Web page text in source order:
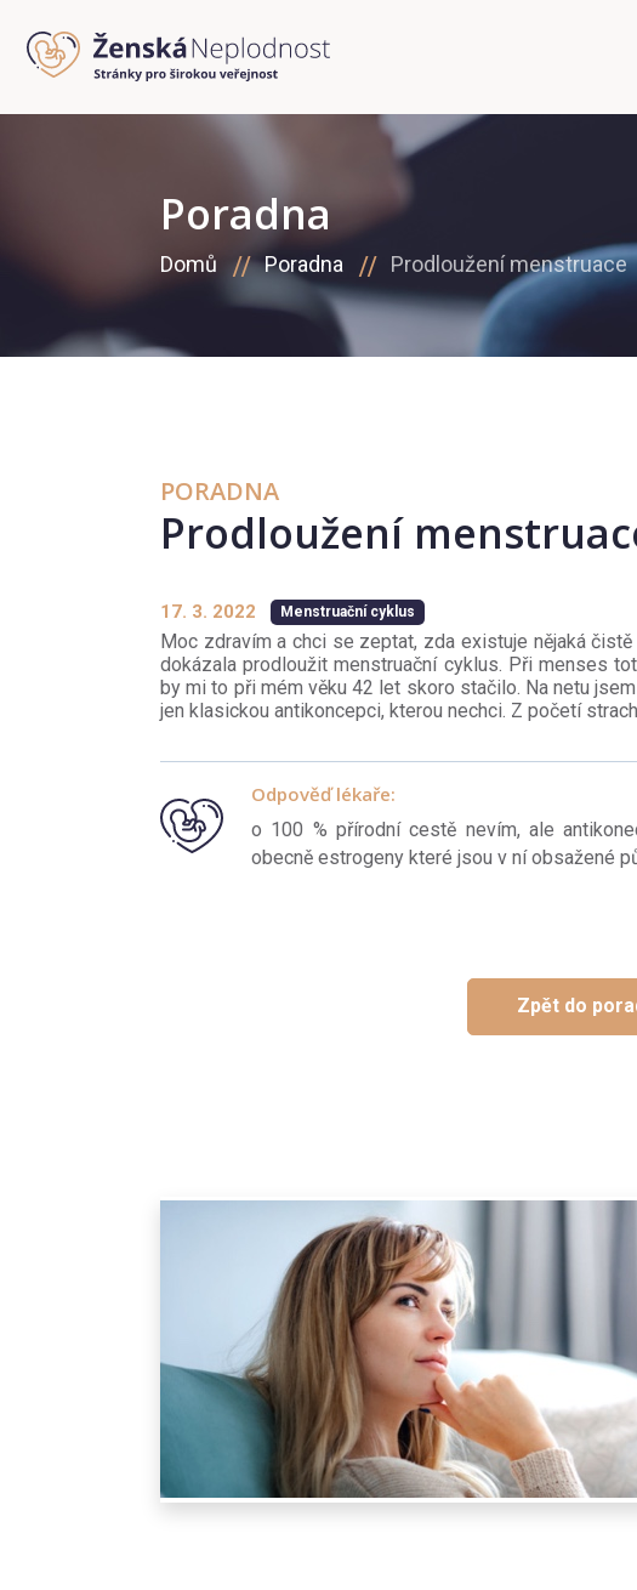
Poradna
Domů Poradna Prodloužení menstruace
PORADNA
Prodloužení
17. 3. 2022 Menstruační cyklus
Moc zdravím a chci se zeptat, zda existuje nějaká
dokázala prodloužit menstruační cyklus. Při menses
by mi to při mém věku 42 let skoro stačilo. Na netu
jen klasickou antikoncepci, kterou nechci. Z početí
Odpověď lékaře:
o 100 % přírodní cestě nevím, ale
obecně estrogeny které jsou v ní obsažené
Zpět do